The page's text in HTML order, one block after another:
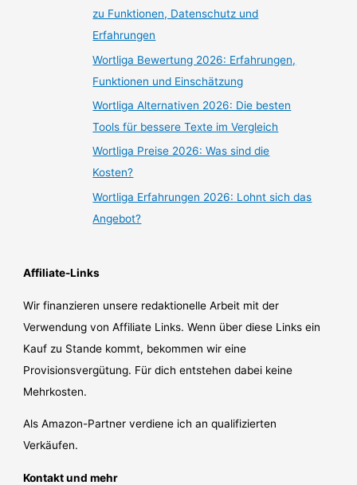
zu Funktionen, Datenschutz und
Erfahrungen
Wortliga Bewertung 2026: Erfahrungen,
Funktionen und Einschätzung
Wortliga Alternativen 2026: Die besten
Tools für bessere Texte im Vergleich
Wortliga Preise 2026: Was sind die
Kosten?
Wortliga Erfahrungen 2026: Lohnt sich das
Angebot?
Affiliate-Links
Wir finanzieren unsere redaktionelle Arbeit mit der
Verwendung von Affiliate Links. Wenn über diese Links ein
Kauf zu Stande kommt, bekommen wir eine
Provisionsvergütung. Für dich entstehen dabei keine
Mehrkosten.
Als Amazon-Partner verdiene ich an qualifizierten
Verkäufen.
Kontakt und mehr